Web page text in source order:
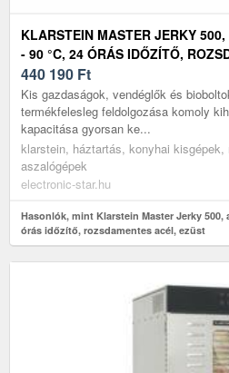
KLARSTEIN MASTER JERKY
- 90 °C, 24 ÓRÁS IDŐZÍTŐ,
440 190 Ft
Kis gazdaságok, vendéglők és
termékfelesleg feldolgozása komoly
kapacitása gyorsan ke...
klarstein, háztartás, konyhai
aszalógépek
electronic-star.hu
Hasonlók, mint Klarstein Master Jerky 500,
órás időzítő, rozsdamentes acél, ezüst